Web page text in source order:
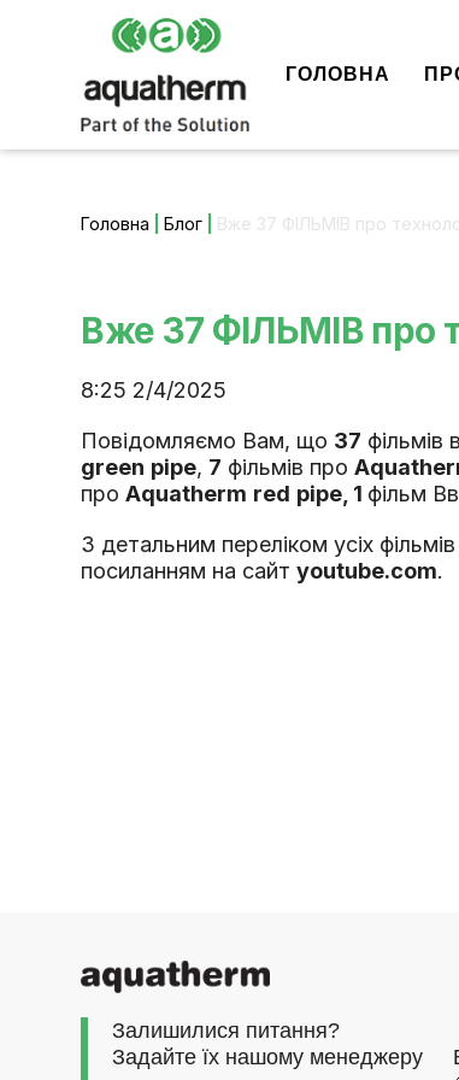
ГОЛОВНА
Головна |Блог Вже 37 ФІЛЬМІВ про
Вже 37 ФІЛЬМІВ про
8:25 2/4/2025
Повідомляємо Вам, що 37 фільмів
green pipe, 7 фільмів про
проАquatherm red pipe, 1 фільм
З детальним переліком усіх
посиланням на сайтyoutube.com.
Залишилися питання?
Задайте їх нашому менеджеру